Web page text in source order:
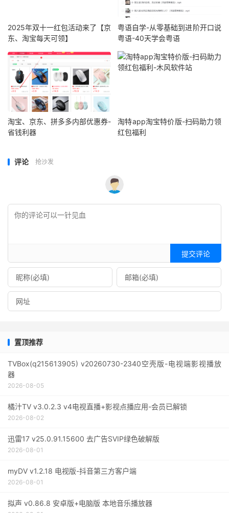
2025年双十一红包活动来了【京
东、淘宝每天可领】
粤语自学-从零基础到进阶开口说
粤语-40天学会粤语
淘宝、京东、拼多多内部优惠券-
省钱利器
淘特app淘宝特价版-扫码助力领
红包福利
评论 抢沙发
提交评论
置顶推荐
TVBox(q215613905) v20260730-2340空壳版-电视端影视播放
器
2026-08-05
橘汁TV v3.0.2.3 v4电视直播+影视点播应用-会员已解锁
2026-08-02
迅雷17 v25.0.91.15600 去广告SVIP绿色破解版
2026-08-01
myDV v1.2.18 电视版-抖音第三方客户端
2026-08-01
拟声 v0.86.8 安卓版+电脑版 本地音乐播放器